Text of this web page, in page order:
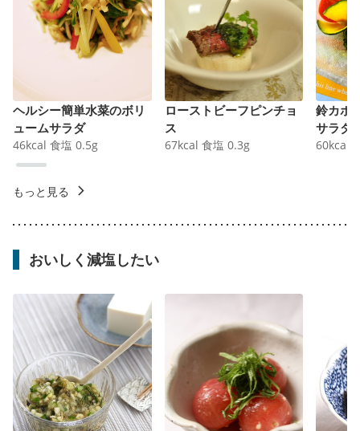
ヘルシー簡単水菜のボリ
ュームサラダ
46kcal 食塩 0.5g
ローストビーフピンチョ
ス
67kcal 食塩 0.3g
鈴カボ
サラダ
60kcal
もっと見る
おいしく減塩したい